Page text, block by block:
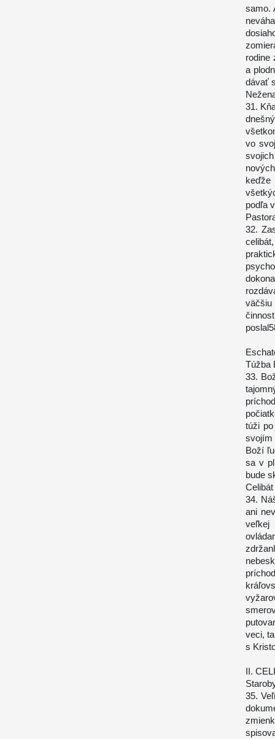
samo.
rodine
a
dávať
31.
vo
podľa
32.
Túžba
33.
túži
svojím
Boží
sa v
bude
34.
ani
veľkej
veci,
s
II.
35.